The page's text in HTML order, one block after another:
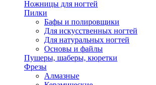
Ножницы для ногтей
Пилки
Бафы и полировщики
Для искусственных ногтей
Для натуральных ногтей
Основы и файлы
Пушеры, шаберы, кюретки
Фрезы
Алмазные